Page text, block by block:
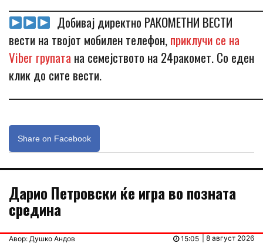
Добивај директно РАКОМЕТНИ ВЕСТИ
вести на твојот мобилен телефон,приклучи се на
Viber групата на семејството на 24ракомет. Со еден
клик до сите вести.
Share on Facebook
Дарио Петровски ќе игра во позната
средина
Авор: Душко Андов | 8 август 2026
15:05